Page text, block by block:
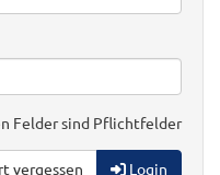
Felder sind Pflichtfelder
vergessen Login